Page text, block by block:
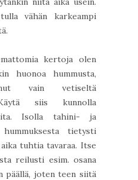
vähän karkeampi
kertoja olen
huonoa hummusta,
vain vetiseltä
siis kunnolla
Isolla tahini- ja
tietysti
tuhtia tavaraa. Itse
reilusti esim. osana
päällä, joten teen siitä